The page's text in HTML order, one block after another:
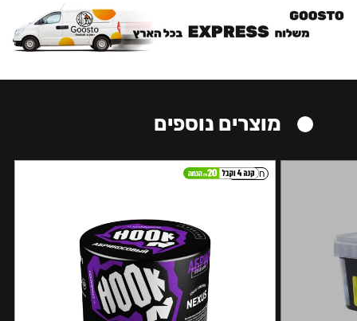
מוצרים נוספים
חזק